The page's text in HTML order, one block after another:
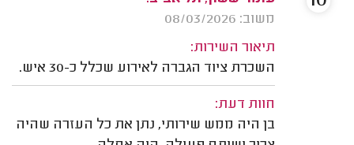
משוב: 08/03/2026
תיאור השירות:
השכרת ציוד הגברה לאירוע שכלל כ-30 איש.
חוות דעת:
בן היה ממש שירותי, נתן את כל העזרה שהיה